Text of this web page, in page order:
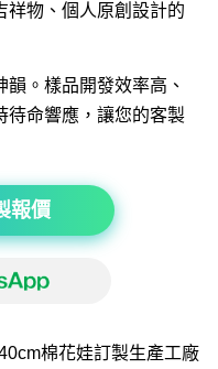
祥物、個人原創設計的
。樣品開發效率高、
待命響應，讓您的客製
報價
棉花娃訂製生產工廠